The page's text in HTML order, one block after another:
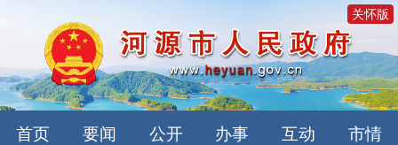
关怀版
首页 要闻 公开 办事 互动 市情